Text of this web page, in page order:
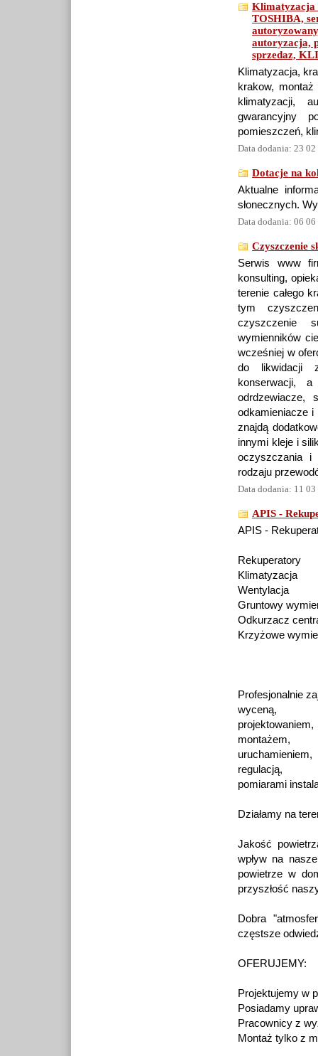
Klimatyzacja
TOSHIBA,
autoryzacja,
sprzedaz,
Klimatyzacja,
krakow,
klimatyzacji,
gwarancyjny
pomieszczeń,
Data dodania: 23
Dotacje na
Aktualne
słonecznych.
Data dodania: 06
Czyszczenie
Serwis www
konsulting,
terenie całego
tym
czyszczenie
wymienników
wcześniej w
do likwidacji
konserwacji,
odrdzewiacze,
odkamieniacze i
znajdą
innymi kleje i
oczyszczania i
rodzaju
Data dodania: 11
APIS -
APIS -
Rekuperatory
Klimatyzacja
Wentylacja
Gruntowy
Odkurzacz
Krzyżowe
Profesjonalnie
wyceną,
projektowaniem,
montażem,
uruchamieniem,
regulacją,
pomiarami
Działamy na
Jakość
wpływ na
powietrze w
przyszłość
Dobra
częstsze
OFERUJEMY:
Projektujemy w
Posiadamy
Pracownicy z
Montaż tylko z